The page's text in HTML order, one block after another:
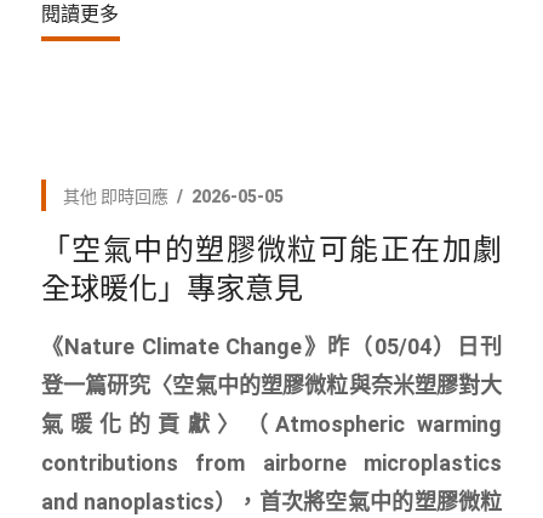
閱讀更多
其他 即時回應 2026-05-05
「空氣中的塑膠微粒可能正在加劇
全球暖化」專家意見
《Nature Climate Change》昨（05/04）日刊
登一篇研究〈空氣中的塑膠微粒與奈米塑膠對大
氣暖化的貢獻〉（Atmospheric warming
contributions from airborne microplastics
and nanoplastics），首次將空氣中的塑膠微粒